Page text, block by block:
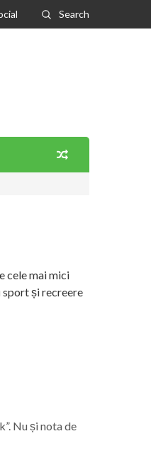
Search
cele mai mici
sport și recreere
Nu și nota de